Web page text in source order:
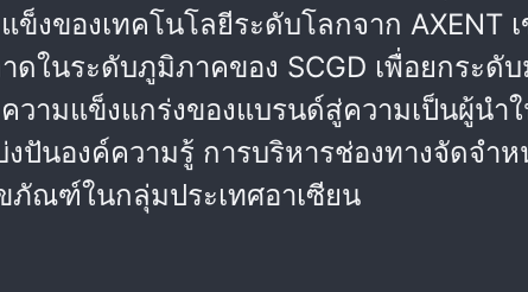
งของเทคโนโลยีระดับโลกจาก AXENT
ดในระดับภูมิภาคของ SCGD เพื่อยกระ
วามแข็งแกร่งของแบรนด์สู่ความเป็นผู้น
ปันองค์ความรู้ การบริหารช่องทางจัดจำ
ภัณฑ์ในกลุ่มประเทศอาเซียน